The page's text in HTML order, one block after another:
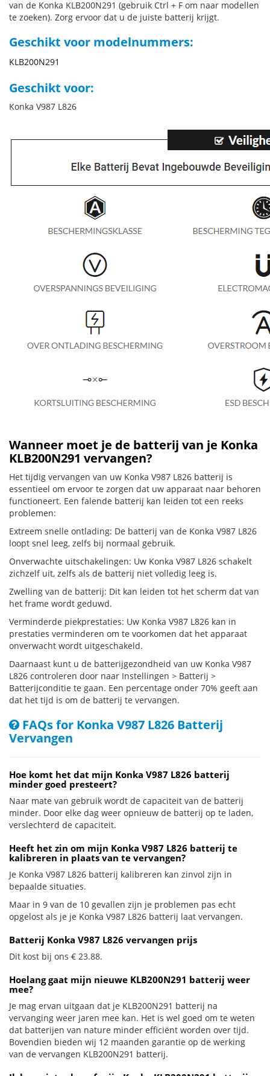
van de Konka KLB200N291 (gebruik Ctrl + F om naar modellen
te zoeken). Zorg ervoor dat u de juiste batterij krijgt.
Geschikt voor modelnummers:
KLB200N291
Geschikt voor:
Konka V987 L826
Wanneer moet je de batterij van je Konka
KLB200N291 vervangen?
Het tijdig vervangen van uw Konka V987 L826 batterij is
essentieel om ervoor te zorgen dat uw apparaat naar behoren
functioneert. Een falende batterij kan leiden tot een reeks
problemen:
Extreem snelle ontlading: De batterij van de Konka V987 L826
loopt snel leeg, zelfs bij normaal gebruik.
Onverwachte uitschakelingen: Uw Konka V987 L826 schakelt
zichzelf uit, zelfs als de batterij niet volledig leeg is.
Zwelling van de batterij: Dit kan leiden tot het scherm dat van
het frame wordt geduwd.
Verminderde piekprestaties: Uw Konka V987 L826 kan in
prestaties verminderen om te voorkomen dat het apparaat
onverwacht wordt uitgeschakeld.
Daarnaast kunt u de batterijgezondheid van uw Konka V987
L826 controleren door naar Instellingen > Batterij >
Batterijconditie te gaan. Een percentage onder 70% geeft aan
dat het tijd is om de batterij te vervangen.
FAQs for Konka V987 L826 Batterij
Vervangen
Hoe komt het dat mijn Konka V987 L826 batterij
minder goed presteert?
Naar mate van gebruik wordt de capaciteit van de batterij
minder. Door elke dag weer opnieuw de batterij op te laden,
verslechterd de capaciteit.
Heeft het zin om mijn Konka V987 L826 batterij te
kalibreren in plaats van te vervangen?
Je Konka V987 L826 batterij kalibreren kan zinvol zijn in
bepaalde situaties.
Maar in 9 van de 10 gevallen zijn je problemen pas echt
opgelost als je je Konka V987 L826 batterij laat vervangen.
Batterij Konka V987 L826 vervangen prijs
Dit kost bij ons € 23.88.
Hoelang gaat mijn nieuwe KLB200N291 batterij weer
mee?
Je mag ervan uitgaan dat je KLB200N291 batterij na
vervanging weer jaren mee kan. Het is wel goed om te weten
dat batterijen van nature minder efficiënt worden over tijd.
Bovendien bieden wij 12 maanden garantie op de werking
van de vervangen KLB200N291 batterij.